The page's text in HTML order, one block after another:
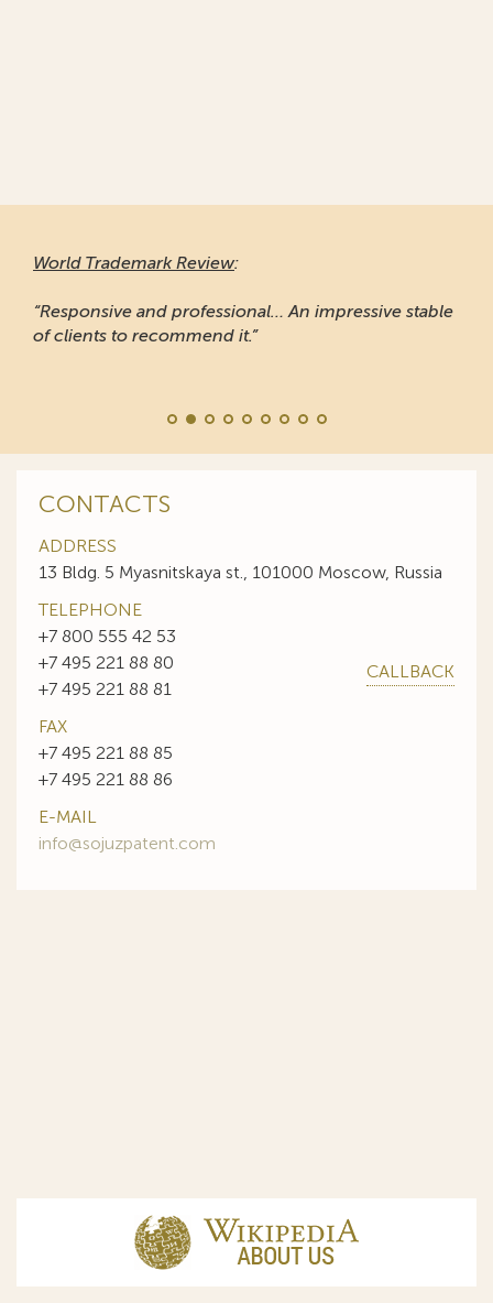
World Trademark Review:
“Responsive and professional… An impressive stable
of clients to recommend it.”
CONTACTS
ADDRESS
13 Bldg. 5 Myasnitskaya st., 101000 Moscow, Russia
TELEPHONE
+7 800 555 42 53
+7 495 221 88 80
+7 495 221 88 81
CALLBACK
FAX
+7 495 221 88 85
+7 495 221 88 86
E-MAIL
info@sojuzpatent.com